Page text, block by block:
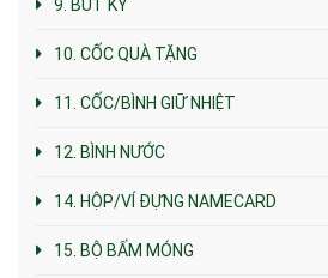
9. BÚT KÝ
10. CỐC QUÀ TẶNG
11. CỐC/BÌNH GIỮ NHIỆT
12. BÌNH NƯỚC
14. HỘP/VÍ ĐỰNG NAMECARD
15. BỘ BẤM MÓNG